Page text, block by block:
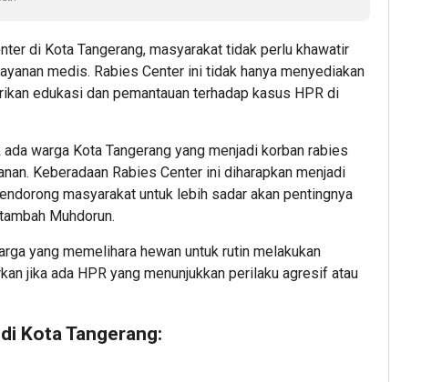
di Kota Tangerang, masyarakat tidak perlu khawatir
medis. Rabies Center ini tidak hanya menyediakan
edukasi dan pemantauan terhadap kasus HPR di
warga Kota Tangerang yang menjadi korban rabies
Keberadaan Rabies Center ini diharapkan menjadi
masyarakat untuk lebih sadar akan pentingnya
Muhdorun.
yang memelihara hewan untuk rutin melakukan
jika ada HPR yang menunjukkan perilaku agresif atau
Kota Tangerang: